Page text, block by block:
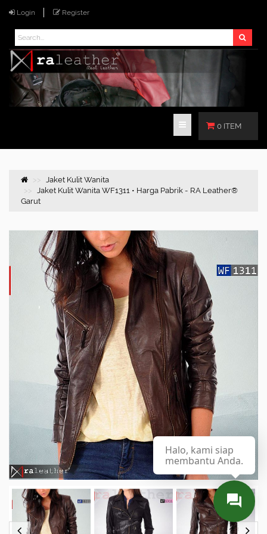
Login Register
0 ITEM
Jaket Kulit Wanita
Jaket Kulit Wanita WF1311 • Harga Pabrik - RA Leather®
Garut
Halo, kami siap
membantu Anda.